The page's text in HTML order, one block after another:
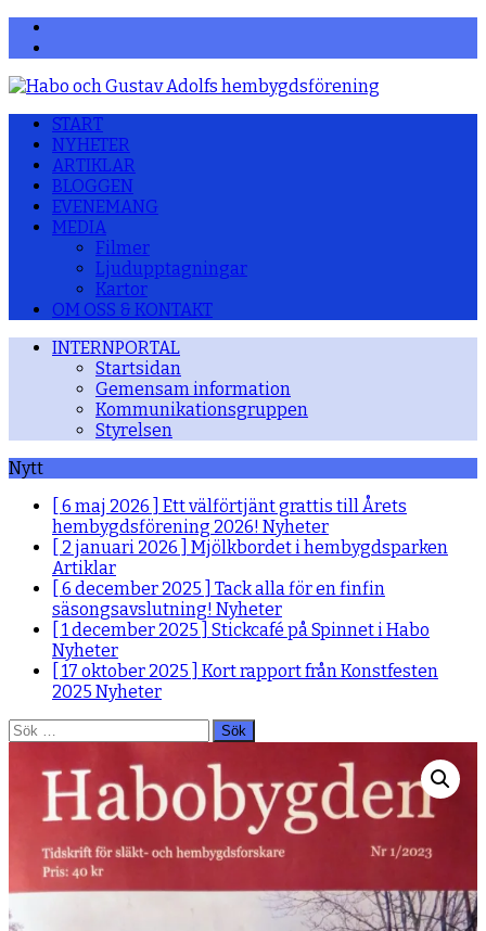
START
NYHETER
ARTIKLAR
BLOGGEN
EVENEMANG
MEDIA
Filmer
Ljudupptagningar
Kartor
OM OSS & KONTAKT
INTERNPORTAL
Startsidan
Gemensam information
Kommunikationsgruppen
Styrelsen
Nytt
[ 6 maj 2026 ] Ett välförtjänt grattis till Årets
hembygdsförening 2026! Nyheter
[ 2 januari 2026 ] Mjölkbordet i hembygdsparken
Artiklar
[ 6 december 2025 ] Tack alla för en finfin
säsongsavslutning! Nyheter
[ 1 december 2025 ] Stickcafé på Spinnet i Habo
Nyheter
[ 17 oktober 2025 ] Kort rapport från Konstfesten
2025 Nyheter
Sök
efter: